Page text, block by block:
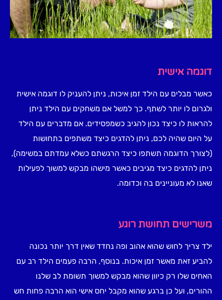
דוגמה אישית
כאשר מבלים עם הילד זמן איכות, ניתן להעניק לו דוגמה אישית
ולגרום לו יותר לשתף. כך למשל אם משחקים עם הילד ניתן
להראות לו כיצד נכון להגיב כשמפסידים. אם מדברים עם הילד
על היום שהיה לכם, ניתן להדגים כיצד משתפים בתחושות
(לצורך הדוגמה תשתפו כיצד הרגשתם כשלא עמדתם במשימה),
ניתן להדגים כיצד מגיבים כאשר מישהו מבקש למשוך לפעילות
שאנו לא מעוניינים בה וכדומה.
משרישים תחושת רוגע
ילד צריך לחוש שהוא אהוב ופה נחדד שאין דרך יותר נכונה
להביע זאת מאשר זמן איכות. בנוסף, הרבה פעמים הילד רב עם
האחים שלו רק כיוון שהוא מבקש למשוך תשומת לב שלנו
ההורים, ועל כן ברגע שהוא מקבל יחס אישי הוא הרבה פחות חש